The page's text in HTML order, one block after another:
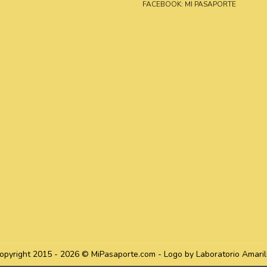
FACEBOOK: MI PASAPORTE
2015 - 2026 © MiPasaporte.com - Logo by Laboratorio